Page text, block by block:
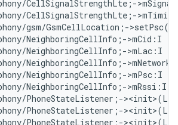
CellSignalStrengthLte;-
CellSignalStrengthLte;-
gsm/GsmCellLocation;-
NeighboringCellInfo;->mCid:I
NeighboringCellInfo;->mLac:I
NeighboringCellInfo;-
NeighboringCellInfo;->mPsc:I
NeighboringCellInfo;-
PhoneStateListener;-
PhoneStateListener;-
PhoneStateListener;-